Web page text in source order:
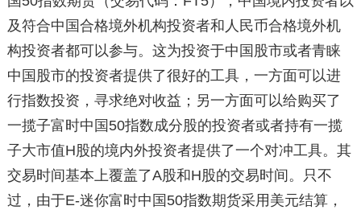
及符合中国合格境外机构投资者和人民币合格境外机
构投资者都可以参与。这为投资于中国股市或者青睐
中国股市的投资者提供了很好的工具，一方面可以进
行指数投资，寻求绝对收益；另一方面可以给购买了
一揽子富时中国50指数成分股的投资者或者持有一揽
子大市值H股的境内外投资者提供了一个对冲工具。其
交易时间基本上覆盖了A股和H股的交易时间。只不
过，由于E-迷你富时中国50指数期货采用美元结算，